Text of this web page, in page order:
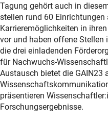
Tagung gehört auch in
stellen rund 60
Karrieremöglichkeiten in
vor und haben offene Stellen
die drei einladenden
für Nachwuchs-
Austausch bietet die GAIN23
präsentieren
Forschungsergebnisse.